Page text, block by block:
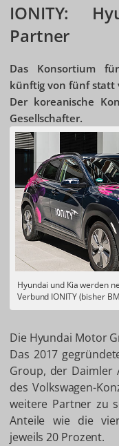
IONITY:
Partner
Das Konsortium
künftig von fünf statt
Der koreanische
Gesellschafter.
Hyundai und Kia werden
Verbund IONITY (bisher
Die Hyundai Motor
Das 2017
Group, der Daimler
des Volkswagen-
weitere Partner zu
Anteile wie die
jeweils 20 Prozent.